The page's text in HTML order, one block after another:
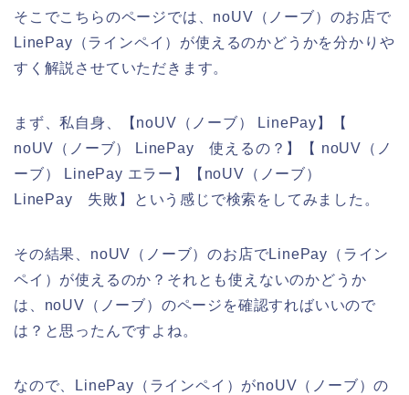
そこでこちらのページでは、noUV（ノーブ）のお店で
LinePay（ラインペイ）が使えるのかどうかを分かりや
すく解説させていただきます。
まず、私自身、【noUV（ノーブ） LinePay】【
noUV（ノーブ） LinePay 使えるの？】【 noUV（ノ
ーブ） LinePay エラー】【noUV（ノーブ）
LinePay 失敗】という感じで検索をしてみました。
その結果、noUV（ノーブ）のお店でLinePay（ライン
ペイ）が使えるのか？それとも使えないのかどうか
は、noUV（ノーブ）のページを確認すればいいので
は？と思ったんですよね。
なので、LinePay（ラインペイ）がnoUV（ノーブ）の